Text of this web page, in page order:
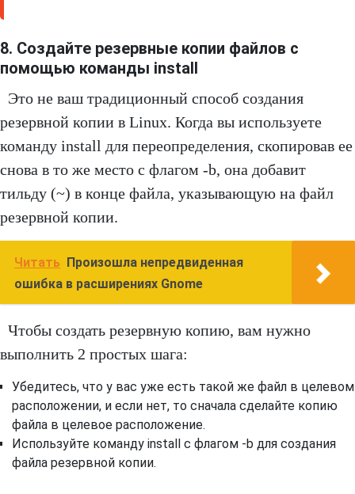
8. Создайте резервные копии файлов с
помощью команды install
Это не ваш традиционный способ создания
резервной копии в Linux. Когда вы используете
команду install для переопределения, скопировав ее
снова в то же место с флагом -b, она добавит
тильду (~) в конце файла, указывающую на файл
резервной копии.
Читать Произошла непредвиденная
ошибка в расширениях Gnome
Чтобы создать резервную копию, вам нужно
выполнить 2 простых шага:
Убедитесь, что у вас уже есть такой же файл в целевом
расположении, и если нет, то сначала сделайте копию
файла в целевое расположение.
Используйте команду install с флагом -b для создания
файла резервной копии.